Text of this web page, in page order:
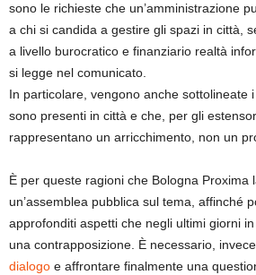
sono le richieste che un’amministrazione
a chi si candida a gestire gli spazi in città,
a livello burocratico e finanziario realtà
si legge nel comunicato.
In particolare, vengono anche sottolineate
sono presenti in città e che, per gli
rappresentano un arricchimento, non un
È per queste ragioni che Bologna Proxima
un’assemblea pubblica sul tema, affinché
approfonditi aspetti che negli ultimi giorni
una contrapposizione. È necessario,
dialogo e affrontare finalmente una